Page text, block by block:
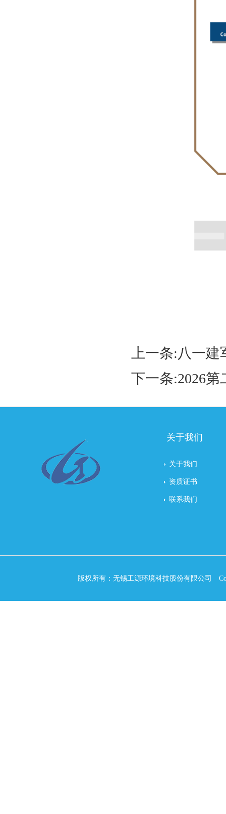
上一条:八一建
下一条:2026
关于我们
关于我们
资质证书
联系我们
版权所有：无锡工源环境科技股份有限公司